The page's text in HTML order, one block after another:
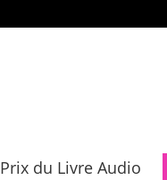
Prix du Livre Audio